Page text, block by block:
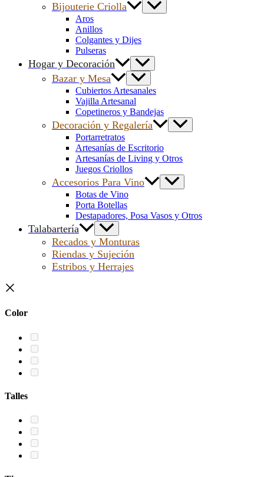
Bijouterie Criolla
Aros
Anillos
Colgantes y Dijes
Pulseras
Hogar y Decoración
Bazar y Mesa
Cubiertos Artesanales
Vajilla Artesanal
Copetineros y Bandejas
Decoración y Regalería
Portarretratos
Artesanías de Escritorio
Artesanías de Living y Otros
Juegos Criollos
Accesorios Para Vino
Botas de Vino
Porta Botellas
Destapadores, Posa Vasos y Otros
Talabartería
Recados y Monturas
Riendas y Sujeción
Estribos y Herrajes
Color
Talles